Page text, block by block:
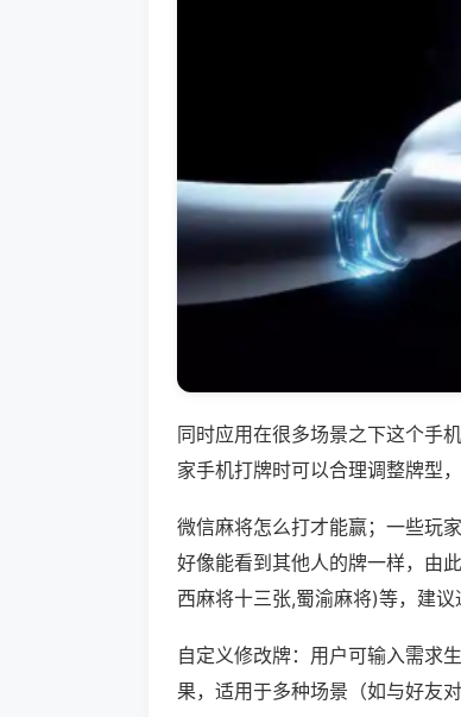
同时应用在很多场景之下这个手
家手机打牌时可以合理调整牌型
微信麻将怎么打才能赢；一些玩
好像能看到其他人的牌一样，由
西麻将十三张,蜀渝麻将)等，建议
自定义修改牌：用户可输入需求
果，适用于多种场景（如与好友